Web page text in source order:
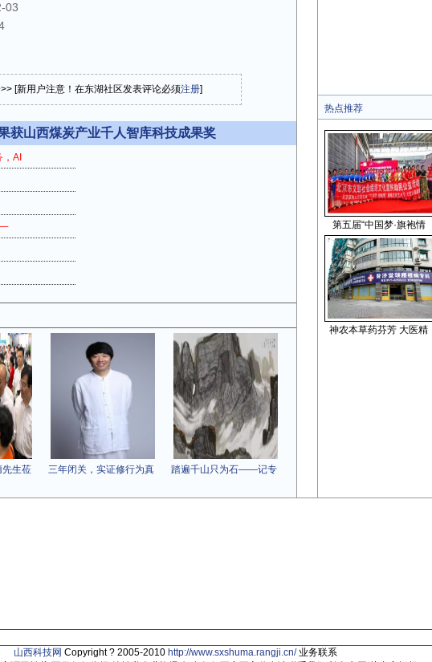
03
[新用户注意！在东湖社区发表评论必须注册]
获山西煤炭产业千人智库科技成果奖
AI
生莅 三年闭关，实证修行为真 踏遍千山只为石——记专
热点推荐
第五届“中国梦·旗袍情
神农本草药芬芳 大医精
山西科技网 Copyright ? 2005-2010 http://www.sxshuma.rangji.cn/业务联系